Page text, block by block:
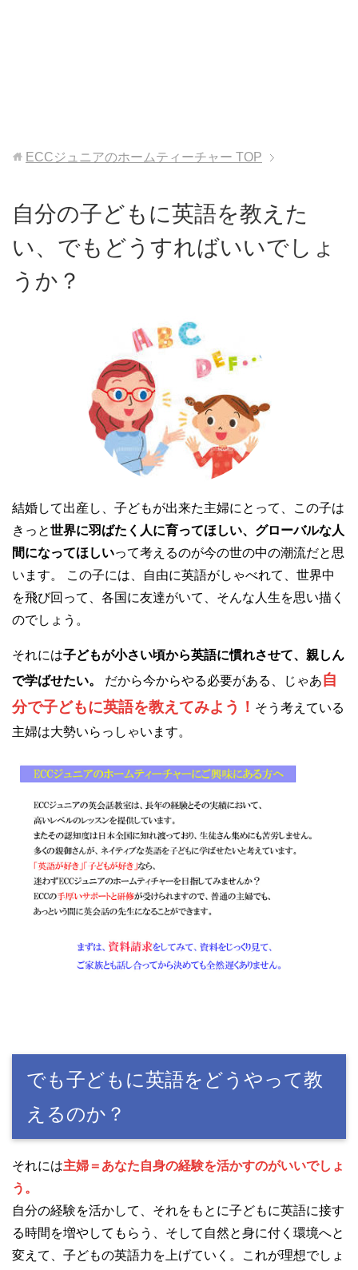
ECCジュニアのホームティーチャー TOP
自分の子どもに英語を教えた
い、でもどうすればいいでしょ
うか？
結婚して出産し、子どもが出来た主婦にとって、この子は
きっと世界に羽ばたく人に育ってほしい、グローバルな人
間になってほしいって考えるのが今の世の中の潮流だと思
います。 この子には、自由に英語がしゃべれて、世界中
を飛び回って、各国に友達がいて、そんな人生を思い描く
のでしょう。
それには子どもが小さい頃から英語に慣れさせて、親しん
で学ばせたい。
だから今からやる必要がある、じゃあ自
分で子どもに英語を教えてみよう！ そう考えている
主婦は大勢いらっしゃいます。
でも子どもに英語をどうやって教
えるのか？
それには主婦＝あなた自身の経験を活かすのがいいでしょ
う。
自分の経験を活かして、それをもとに子どもに英語に接す
る時間を増やしてもらう、そして自然と身に付く環境へと
変えて、子どもの英語力を上げていく。これが理想でしょ